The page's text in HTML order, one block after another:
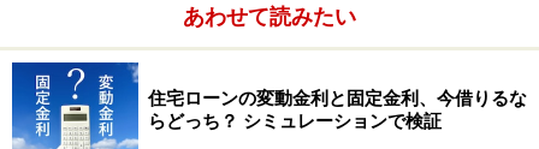
あわせて読みたい
住宅ローンの変動金利と固定金利、今借りるな
らどっち？ シミュレーションで検証